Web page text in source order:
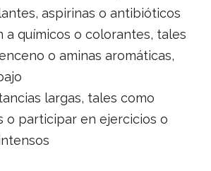
aspirinas o antibióticos
a químicos o colorantes, tales
o aminas aromáticas,
largas, tales como
o participar en ejercicios o